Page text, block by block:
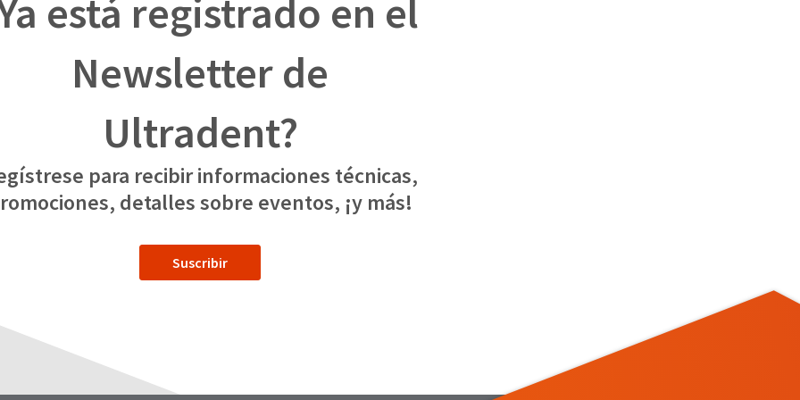
está registrado en el
Newsletter de
Ultradent?
para recibir informaciones técnicas,
detalles sobre eventos, ¡y más!
Suscribir